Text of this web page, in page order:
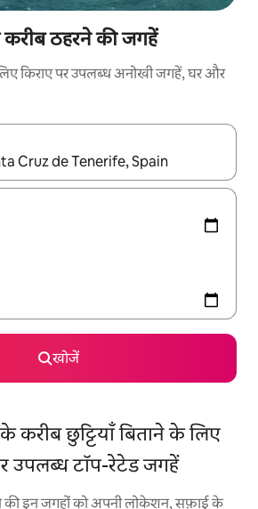
ठहरने की जगहें
किराए पर उपलब्ध अनोखी जगहें, घर और
अप और डाउन 'ऐरो की' का इस्तेमाल करके नेविगेट
खोजें
करीब छुट्टियाँ बिताने के लिए
उपलब्ध टॉप-रेटेड जगहें
की इन जगहों को अपनी लोकेशन, सफ़ाई के